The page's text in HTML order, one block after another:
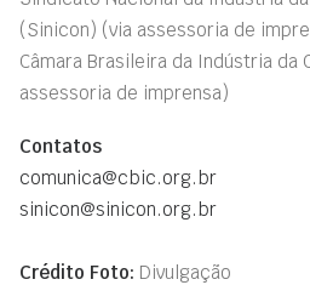
(Sinicon) (via assessoria de
Câmara Brasileira da Indústria da
assessoria de imprensa)
Contatos
comunica@cbic.org.br
sinicon@sinicon.org.br
Crédito Foto: Divulgação